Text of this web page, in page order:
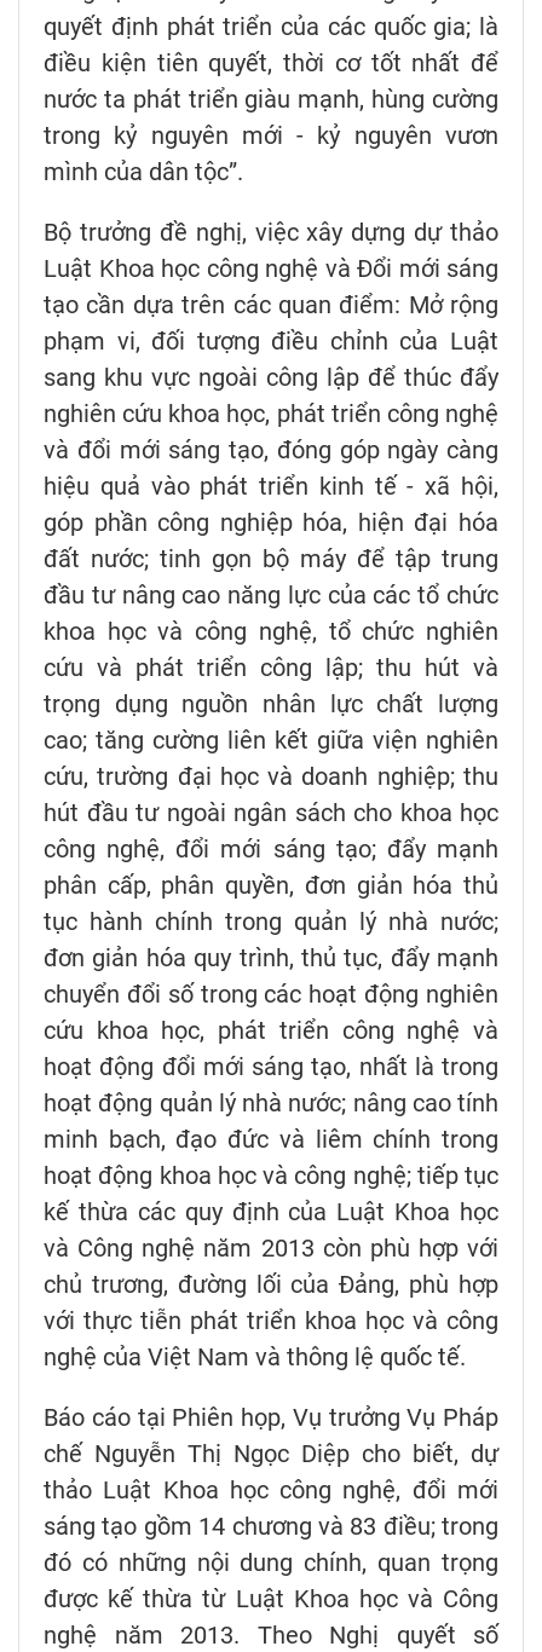
quyết định phát triển của các quốc gia; là
điều kiện tiên quyết, thời cơ tốt nhất để
nước ta phát triển giàu mạnh, hùng cường
trong kỷ nguyên mới - kỷ nguyên vươn
mình của dân tộc”.
Bộ trưởng đề nghị, việc xây dựng dự thảo
Luật Khoa học công nghệ và Đổi mới sáng
tạo cần dựa trên các quan điểm: Mở rộng
phạm vi, đối tượng điều chỉnh của Luật
sang khu vực ngoài công lập để thúc đẩy
nghiên cứu khoa học, phát triển công nghệ
và đổi mới sáng tạo, đóng góp ngày càng
hiệu quả vào phát triển kinh tế - xã hội,
góp phần công nghiệp hóa, hiện đại hóa
đất nước; tinh gọn bộ máy để tập trung
đầu tư nâng cao năng lực của các tổ chức
khoa học và công nghệ, tổ chức nghiên
cứu và phát triển công lập; thu hút và
trọng dụng nguồn nhân lực chất lượng
cao; tăng cường liên kết giữa viện nghiên
cứu, trường đại học và doanh nghiệp; thu
hút đầu tư ngoài ngân sách cho khoa học
công nghệ, đổi mới sáng tạo; đẩy mạnh
phân cấp, phân quyền, đơn giản hóa thủ
tục hành chính trong quản lý nhà nước;
đơn giản hóa quy trình, thủ tục, đẩy mạnh
chuyển đổi số trong các hoạt động nghiên
cứu khoa học, phát triển công nghệ và
hoạt động đổi mới sáng tạo, nhất là trong
hoạt động quản lý nhà nước; nâng cao tính
minh bạch, đạo đức và liêm chính trong
hoạt động khoa học và công nghệ; tiếp tục
kế thừa các quy định của Luật Khoa học
và Công nghệ năm 2013 còn phù hợp với
chủ trương, đường lối của Đảng, phù hợp
với thực tiễn phát triển khoa học và công
nghệ của Việt Nam và thông lệ quốc tế.
Báo cáo tại Phiên họp, Vụ trưởng Vụ Pháp
chế Nguyễn Thị Ngọc Diệp cho biết, dự
thảo Luật Khoa học công nghệ, đổi mới
sáng tạo gồm 14 chương và 83 điều; trong
đó có những nội dung chính, quan trọng
được kế thừa từ Luật Khoa học và Công
nghệ năm 2013. Theo Nghị quyết số